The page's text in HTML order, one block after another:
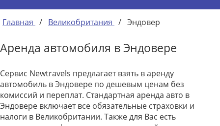
Главная / Великобритания / Эндовер
Аренда автомобиля в Эндовере
Сервис Newtravels предлагает взять в аренду
автомобиль в Эндовере по дешевым ценам без
комиссий и переплат. Стандартная аренда авто в
Эндовере включает все обязательные страховки и
налоги в Великобритании. Также для Вас есть